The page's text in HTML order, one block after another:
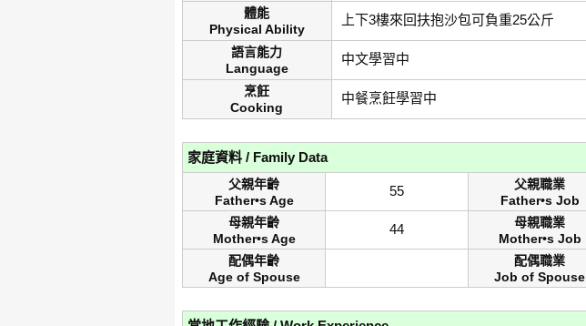
體能
Physical Ability
上下3樓來回扶抱沙包可負重25公斤
語言能力
Language
中文學習中
烹飪
Cooking
中餐烹飪學習中
家庭資料 / Family Data
父親年齡
Father•s Age
55
母親年齡
Mother•s Age
44
配偶年齡
Age of Spouse
父親職業
Father•s Job
母親職業
Mother•s Job
配偶職業
Job of Spouse